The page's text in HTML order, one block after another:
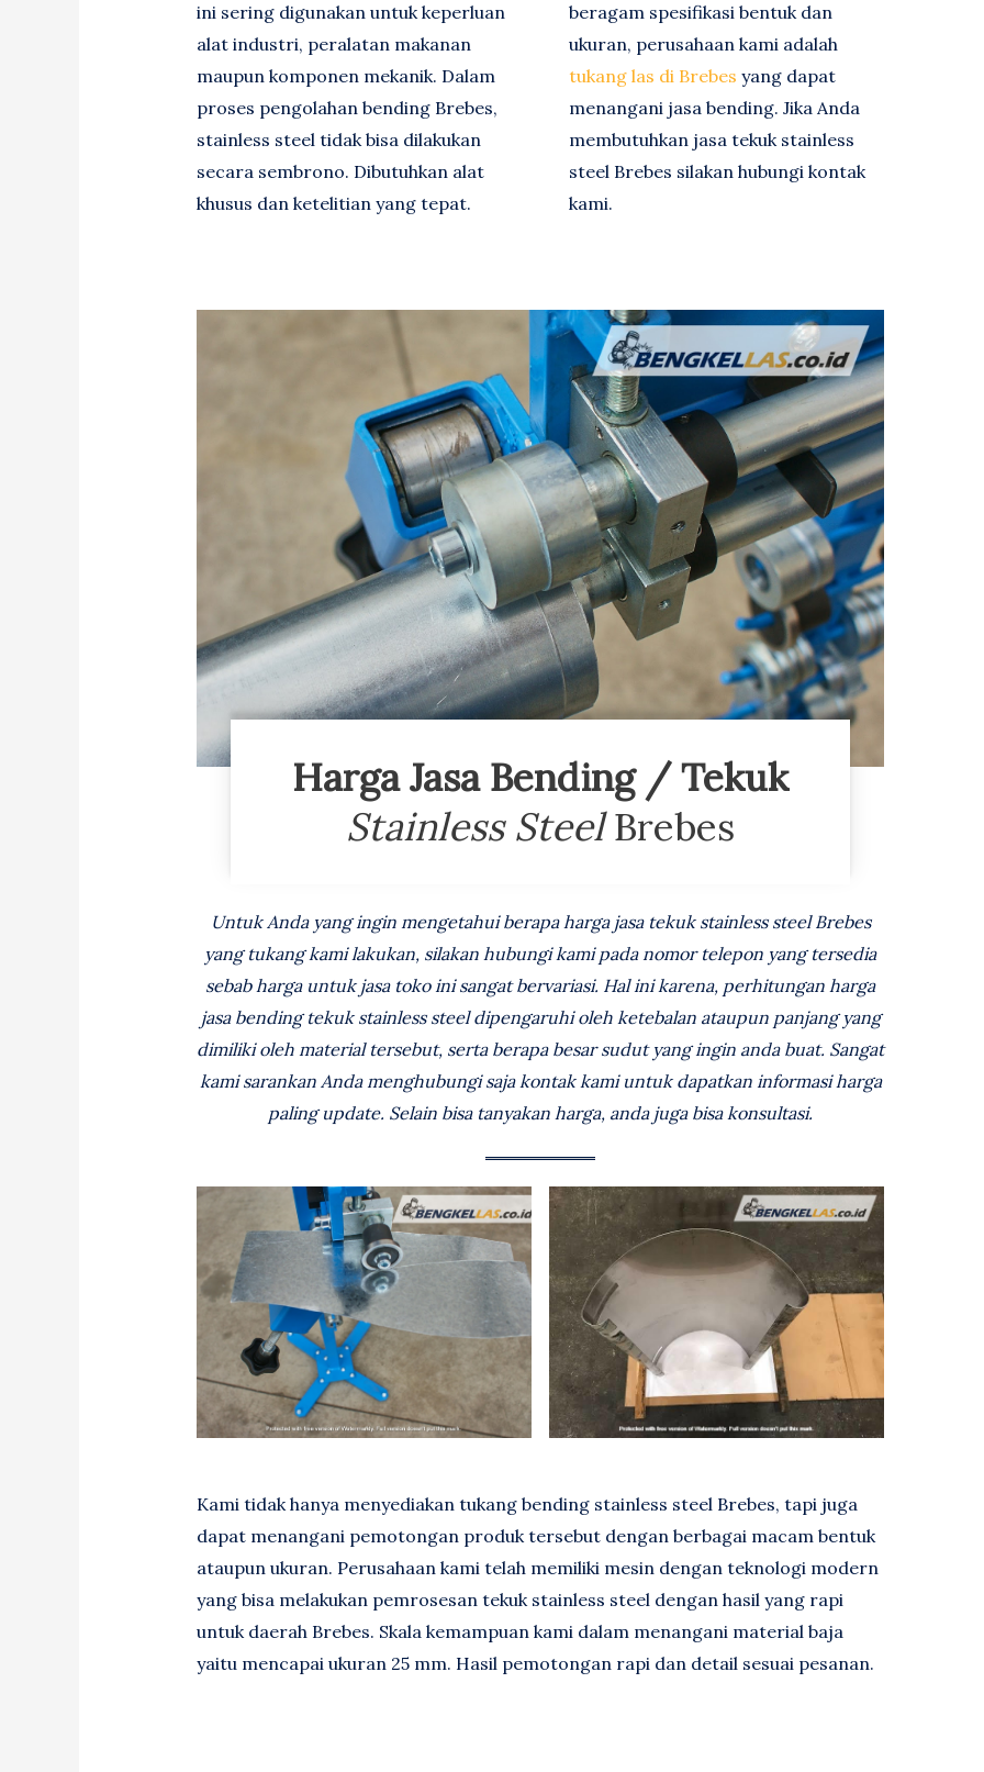
ini sering digunakan untuk keperluan
alat industri, peralatan makanan
maupun komponen mekanik. Dalam
proses pengolahan bending Brebes,
stainless steel tidak bisa dilakukan
secara sembrono. Dibutuhkan alat
khusus dan ketelitian yang tepat.
beragam spesifikasi bentuk dan
ukuran, perusahaan kami adalah
tukang las di Brebes yang dapat
menangani jasa bending. Jika Anda
membutuhkan jasa tekuk stainless
steel Brebes silakan hubungi kontak
kami.
Harga Jasa Bending / Tekuk
Stainless SteelBrebes
Untuk Anda yang ingin mengetahui berapa harga jasa tekuk stainless steel Brebes
yang tukang kami lakukan, silakan hubungi kami pada nomor telepon yang tersedia
sebab harga untuk jasa toko ini sangat bervariasi. Hal ini karena, perhitungan harga
jasa bending tekuk stainless steel dipengaruhi oleh ketebalan ataupun panjang yang
dimiliki oleh material tersebut, serta berapa besar sudut yang ingin anda buat. Sangat
kami sarankan Anda menghubungi saja kontak kami untuk dapatkan informasi harga
paling update. Selain bisa tanyakan harga, anda juga bisa konsultasi.
Kami tidak hanya menyediakan tukang bending stainless steel Brebes, tapi juga
dapat menangani pemotongan produk tersebut dengan berbagai macam bentuk
ataupun ukuran. Perusahaan kami telah memiliki mesin dengan teknologi modern
yang bisa melakukan pemrosesan tekuk stainless steel dengan hasil yang rapi
untuk daerah Brebes. Skala kemampuan kami dalam menangani material baja
yaitu mencapai ukuran 25 mm. Hasil pemotongan rapi dan detail sesuai pesanan.